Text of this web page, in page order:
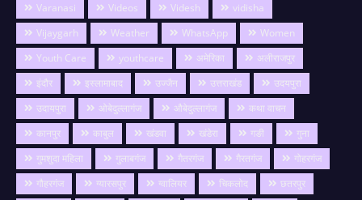
Varanasi
Videos Videsh
vidisha
Vijaygarh
Weather WhatsApp
Women
Youth Care
youthcare अमेरिका
अलीराजपुर
इंदौर
इस्लामाबाद उज्जैन उत्तराखंड
उदयपुरा
उदायपुरा
ओबेदुल्लागंज औबेदुल्लागंज
कथा वाचन
कानपुर
काबुल खंडवा खंडेरा गङी
गुना
गुमशुदा महिला
गुलाबगंज गैतरगंज गैरतगंज
गोहरगंज
गौहरगंज
ग्यारसपुर ग्वालियर चिकलोद
छतरपुर